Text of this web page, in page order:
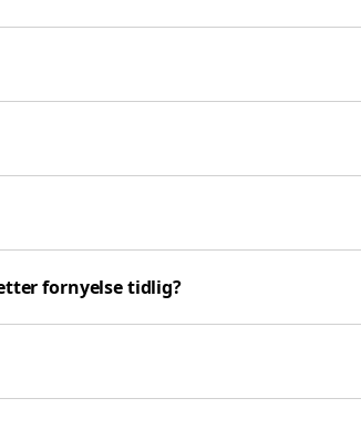
fornyelse tidlig?